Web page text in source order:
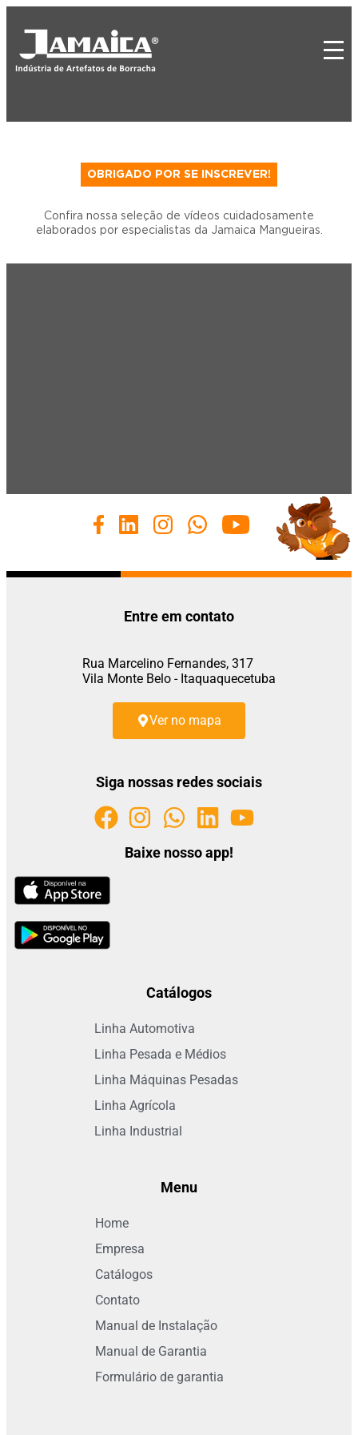
OBRIGADO POR SE INSCREVER!
Confira nossa seleção de vídeos cuidadosamente
elaborados por especialistas da Jamaica Mangueiras.
Entre em contato
Rua Marcelino Fernandes, 317
Vila Monte Belo - Itaquaquecetuba
Ver no mapa
Siga nossas redes sociais
Baixe nosso app!
Catálogos
Linha Automotiva
Linha Pesada e Médios
Linha Máquinas Pesadas
Linha Agrícola
Linha Industrial
Menu
Home
Empresa
Catálogos
Contato
Manual de Instalação
Manual de Garantia
Formulário de garantia